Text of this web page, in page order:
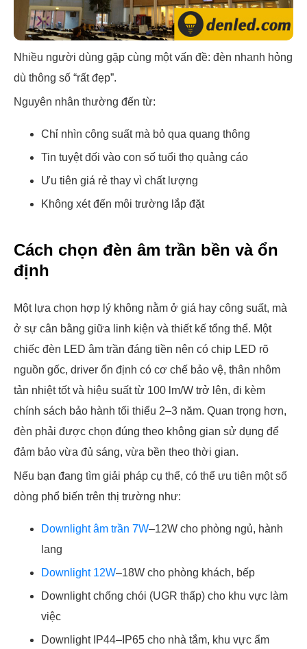
Nhiều người dùng gặp cùng một vấn đề: đèn nhanh hỏng
dù thông số “rất đẹp”.
Nguyên nhân thường đến từ:
Chỉ nhìn công suất mà bỏ qua quang thông
Tin tuyệt đối vào con số tuổi thọ quảng cáo
Ưu tiên giá rẻ thay vì chất lượng
Không xét đến môi trường lắp đặt
Cách chọn đèn âm trần bền và ổn
định
Một lựa chọn hợp lý không nằm ở giá hay công suất, mà
ở sự cân bằng giữa linh kiện và thiết kế tổng thể. Một
chiếc đèn LED âm trần đáng tiền nên có chip LED rõ
nguồn gốc, driver ổn định có cơ chế bảo vệ, thân nhôm
tản nhiệt tốt và hiệu suất từ 100 lm/W trở lên, đi kèm
chính sách bảo hành tối thiểu 2–3 năm. Quan trọng hơn,
đèn phải được chọn đúng theo không gian sử dụng để
đảm bảo vừa đủ sáng, vừa bền theo thời gian.
Nếu bạn đang tìm giải pháp cụ thể, có thể ưu tiên một số
dòng phổ biến trên thị trường như:
Downlight âm trần 7W–12W cho phòng ngủ, hành
lang
Downlight 12W–18W cho phòng khách, bếp
Downlight chống chói (UGR thấp) cho khu vực làm
việc
Downlight IP44–IP65 cho nhà tắm, khu vực ẩm